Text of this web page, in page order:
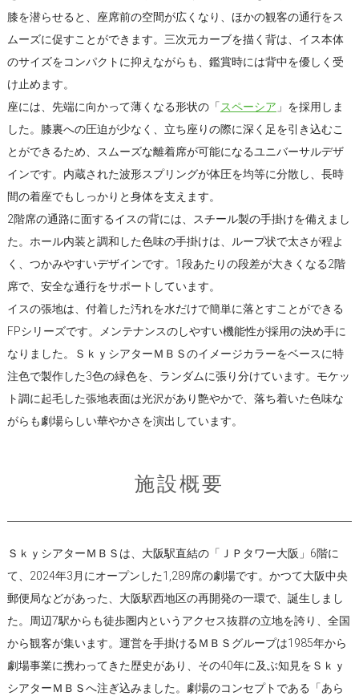
膝を潜らせると、座席前の空間が広くなり、ほかの観客の通行をス
ムーズに促すことができます。三次元カーブを描く背は、イス本体
のサイズをコンパクトに抑えながらも、鑑賞時には背中を優しく受
け止めます。
座には、先端に向かって薄くなる形状の「 スペーシア 」を採用しま
した。膝裏への圧迫が少なく、立ち座りの際に深く足を引き込むこ
とができるため、スムーズな離着席が可能になるユニバーサルデザ
インです。内蔵された波形スプリングが体圧を均等に分散し、長時
間の着座でもしっかりと身体を支えます。
2階席の通路に面するイスの背には、スチール製の手掛けを備えまし
た。ホール内装と調和した色味の手掛けは、ループ状で太さが程よ
く、つかみやすいデザインです。1段あたりの段差が大きくなる2階
席で、安全な通行をサポートしています。
イスの張地は、付着した汚れを水だけで簡単に落とすことができる
FPシリーズです。メンテナンスのしやすい機能性が採用の決め手に
なりました。ＳｋｙシアターＭＢＳのイメージカラーをベースに特
注色で製作した3色の緑色を、ランダムに張り分けています。モケッ
ト調に起毛した張地表面は光沢があり艶やかで、落ち着いた色味な
がらも劇場らしい華やかさを演出しています。
施設概要
ＳｋｙシアターＭＢＳは、大阪駅直結の「ＪＰタワー大阪」6階に
て、2024年3月にオープンした1,289席の劇場です。かつて大阪中央
郵便局などがあった、大阪駅西地区の再開発の一環で、誕生しまし
た。周辺7駅からも徒歩圏内というアクセス抜群の立地を誇り、全国
から観客が集います。運営を手掛けるＭＢＳグループは1985年から
劇場事業に携わってきた歴史があり、その40年に及ぶ知見をＳｋｙ
シアターＭＢＳへ注ぎ込みました。劇場のコンセプトである「あら